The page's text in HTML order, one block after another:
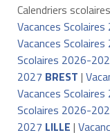
Calendriers
Vacances
Vacances
Scolaires 2026-
2027 BREST |
Vacances
Scolaires 2026-
2027 LILLE |